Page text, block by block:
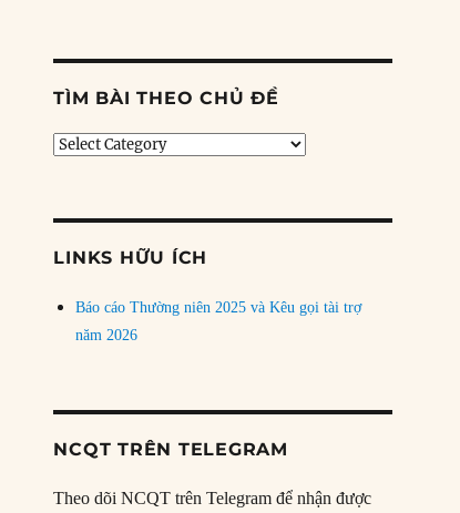
TÌM BÀI THEO CHỦ ĐỀ
Tìm
chủ
LINKS HỮU ÍCH
Báo cáo Thường niên 2025 và Kêu gọi tài trợ
năm 2026
NCQT TRÊN TELEGRAM
Theo dõi NCQT trên Telegram để nhận được